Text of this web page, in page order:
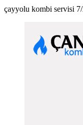
çayyolu kombi servisi 7/